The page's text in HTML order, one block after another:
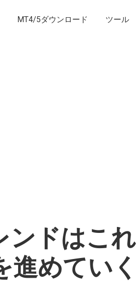
MT4/5ダウンロード ツール
ンドはこ
進めてい